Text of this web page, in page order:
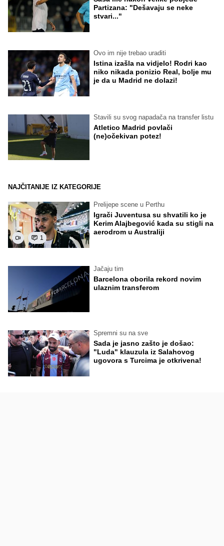
Partizana: "Dešavaju se neke
stvari..."
Ovo im nije trebao uraditi
Istina izašla na vidjelo! Rodri kao
niko nikada ponizio Real, bolje mu
je da u Madrid ne dolazi!
Stavili su svog napadača na transfer listu
Atletico Madrid povlači
(ne)očekivan potez!
NAJČITANIJE IZ KATEGORIJE
1
Prelijepe scene u Perthu
Igrači Juventusa su shvatili ko je
Kerim Alajbegović kada su stigli na
aerodrom u Australiji
Jačaju tim
Barcelona oborila rekord novim
ulaznim transferom
Spremni su na sve
Sada je jasno zašto je došao:
"Luda" klauzula iz Salahovog
ugovora s Turcima je otkrivena!